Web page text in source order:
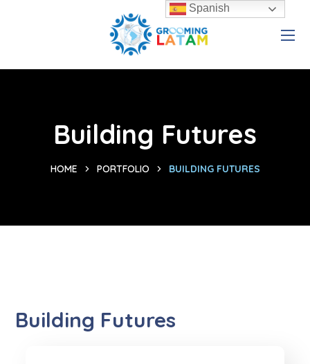
Building Futures
HOME PORTFOLIO BUILDING FUTURES
Building Futures
Spanish